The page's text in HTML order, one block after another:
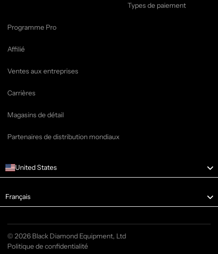
Types de paiement
Programme Pro
Affilié
Ventes aux entreprises
Carrières
Magasins de détail
Partenaires de distribution mondiaux
United States
Language
Français
© 2026 Black Diamond Equipment, Ltd
Politique de confidentialité